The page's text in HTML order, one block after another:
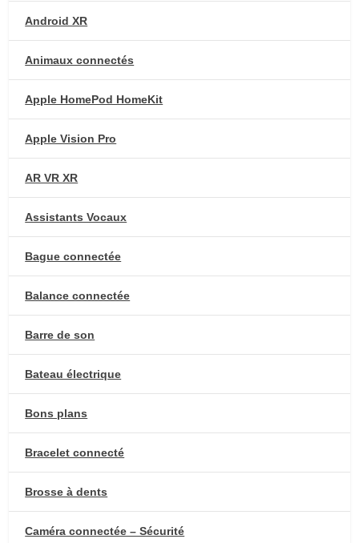
Android XR
Animaux connectés
Apple HomePod HomeKit
Apple Vision Pro
AR VR XR
Assistants Vocaux
Bague connectée
Balance connectée
Barre de son
Bateau électrique
Bons plans
Bracelet connecté
Brosse à dents
Caméra connectée – Sécurité